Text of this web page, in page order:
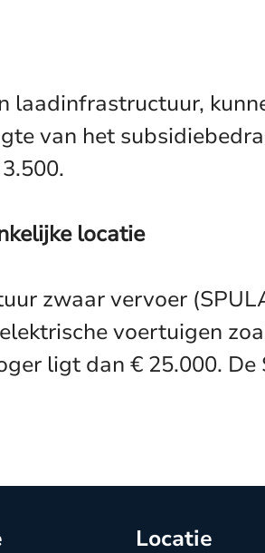
laadinfrastructuur,
van het
locatie
zwaar vervoer
voertuigen
ligt dan € 25.000. De
Locatie